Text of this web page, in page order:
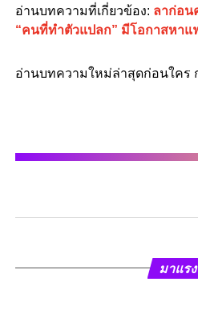
อ่านบทความที่เกี่ยวข้อง: ลาก่อน
“คนที่ทำตัวแปลก” มีโอกาสหาแ
อ่านบทความใหม่ล่าสุดก่อนใคร
มาแรง